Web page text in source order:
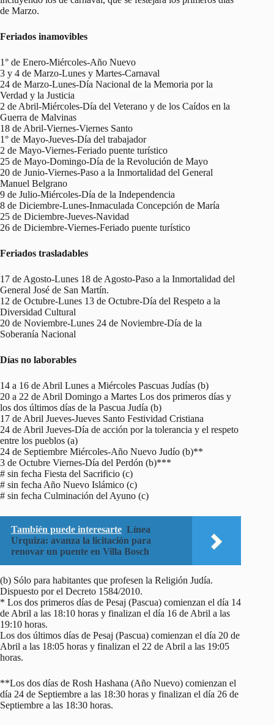
de Marzo.
Feriados inamovibles
1° de Enero-Miércoles-Año Nuevo
3 y 4 de Marzo-Lunes y Martes-Carnaval
24 de Marzo-Lunes-Día Nacional de la Memoria por la
Verdad y la Justicia
2 de Abril-Miércoles-Día del Veterano y de los Caídos en la
Guerra de Malvinas
18 de Abril-Viernes-Viernes Santo
1° de Mayo-Jueves-Día del trabajador
2 de Mayo-Viernes-Feriado puente turístico
25 de Mayo-Domingo-Día de la Revolución de Mayo
20 de Junio-Viernes-Paso a la Inmortalidad del General
Manuel Belgrano
9 de Julio-Miércoles-Día de la Independencia
8 de Diciembre-Lunes-Inmaculada Concepción de María
25 de Diciembre-Jueves-Navidad
26 de Diciembre-Viernes-Feriado puente turístico
Feriados trasladables
17 de Agosto-Lunes 18 de Agosto-Paso a la Inmortalidad del
General José de San Martín.
12 de Octubre-Lunes 13 de Octubre-Día del Respeto a la
Diversidad Cultural
20 de Noviembre-Lunes 24 de Noviembre-Día de la
Soberanía Nacional
Días no laborables
14 a 16 de Abril Lunes a Miércoles Pascuas Judías (b)
20 a 22 de Abril Domingo a Martes Los dos primeros días y
los dos últimos días de la Pascua Judía (b)
17 de Abril Jueves-Jueves Santo Festividad Cristiana
24 de Abril Jueves-Día de acción por la tolerancia y el respeto
entre los pueblos (a)
24 de Septiembre Miércoles-Año Nuevo Judío (b)**
3 de Octubre Viernes-Día del Perdón (b)***
# sin fecha Fiesta del Sacrificio (c)
# sin fecha Año Nuevo Islámico (c)
# sin fecha Culminación del Ayuno (c)
También puede interesarte Línea
Urquiza: avanza la licitación para
renovar un puente en Villa Bosch
(b) Sólo para habitantes que profesen la Religión Judía.
Dispuesto por el Decreto 1584/2010.
* Los dos primeros días de Pesaj (Pascua) comienzan el día 14
de Abril a las 18:10 horas y finalizan el día 16 de Abril a las
19:10 horas.
Los dos últimos días de Pesaj (Pascua) comienzan el día 20 de
Abril a las 18:05 horas y finalizan el 22 de Abril a las 19:05
horas.
**Los dos días de Rosh Hashana (Año Nuevo) comienzan el
día 24 de Septiembre a las 18:30 horas y finalizan el día 26 de
Septiembre a las 18:30 horas.